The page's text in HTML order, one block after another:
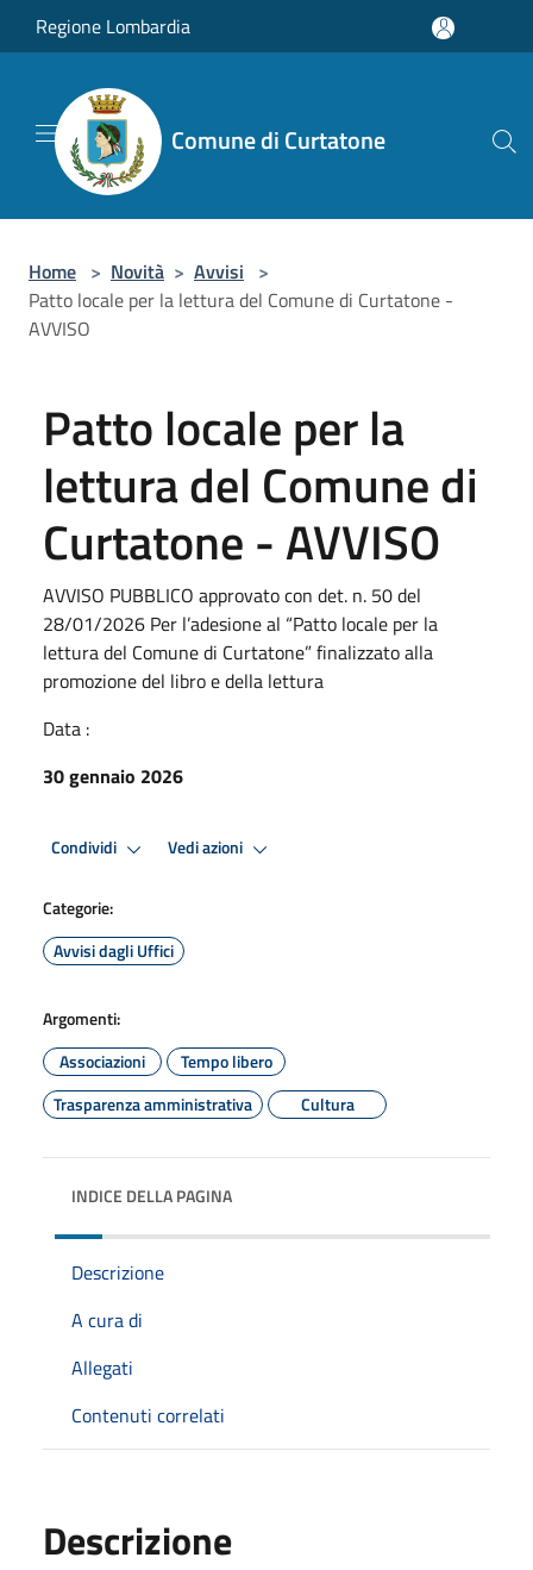
Salta al contenuto principale
Regione Lombardia
Comune di Curtatone
Home > Novità > Avvisi >
Patto locale per la lettura del Comune di Curtatone -
AVVISO
Patto locale per la
lettura del Comune di
Curtatone - AVVISO
AVVISO PUBBLICO approvato con det. n. 50 del
28/01/2026 Per l’adesione al “Patto locale per la
lettura del Comune di Curtatone” finalizzato alla
promozione del libro e della lettura
Data :
30 gennaio 2026
Condividi Vedi azioni
Categorie:
Avvisi dagli Uffici
Argomenti:
Associazioni
Tempo libero
Trasparenza amministrativa
Cultura
INDICE DELLA PAGINA
Descrizione
A cura di
Allegati
Contenuti correlati
Descrizione